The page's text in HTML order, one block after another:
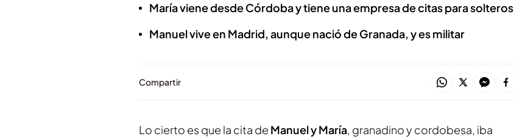
María viene desde Córdoba y tiene una empresa de citas para solteros
Manuel vive en Madrid, aunque nació de Granada, y es militar
Compartir
Lo cierto es que la cita de Manuel y María, granadino y cordobesa, iba